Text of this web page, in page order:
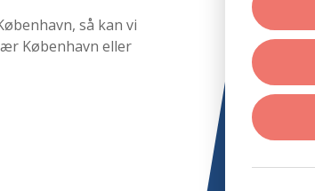
så kan vi
København eller